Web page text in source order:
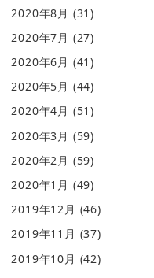
2020年8月 (31)
2020年7月 (27)
2020年6月 (41)
2020年5月 (44)
2020年4月 (51)
2020年3月 (59)
2020年2月 (59)
2020年1月 (49)
2019年12月 (46)
2019年11月 (37)
2019年10月 (42)